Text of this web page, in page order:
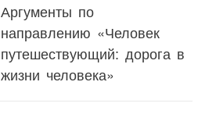
Аргументы по
направлению «Человек
путешествующий: дорога в
жизни человека»